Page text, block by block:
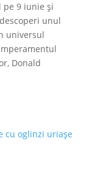
pe 9 iunie și
unul
universul
Donald